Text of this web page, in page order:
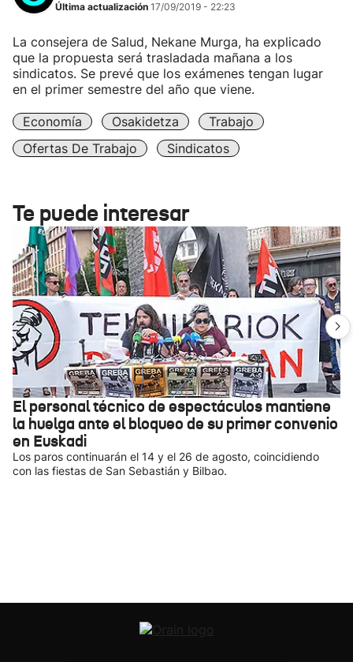
Última actualización 17/09/2019 - 22:23
La consejera de Salud, Nekane Murga, ha explicado
que la propuesta será trasladada mañana a los
sindicatos. Se prevé que los exámenes tengan lugar
en el primer semestre del año que viene.
Economía Osakidetza
Trabajo
Ofertas De Trabajo
Sindicatos
Te puede interesar
El personal técnico de espectáculos mantiene
la huelga ante el bloqueo de su primer convenio
en Euskadi
Los paros continuarán el 14 y el 26 de agosto, coincidiendo
con las fiestas de San Sebastián y Bilbao.